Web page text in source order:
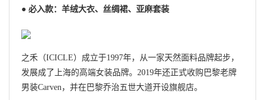
● 必入款：羊绒大衣、丝绸裙、亚麻套装
之禾（ICICLE）成立于1997年，从一家天然面料品牌起步，
发展成了上海的高端女装品牌。2019年还正式收购巴黎老牌
男装Carven，并在巴黎乔治五世大道开设旗舰店。